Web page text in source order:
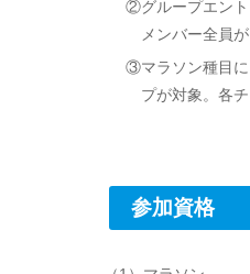
②グループエント
メンバー全員
③マラソン種目
プが対象。各
参加資格